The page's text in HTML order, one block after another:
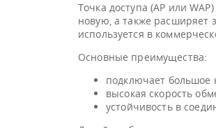
Точка доступа (AP или
новую, а также расширяет
используется в
Основные преимущества:
подключает большое
высокая скорость
устойчивость в